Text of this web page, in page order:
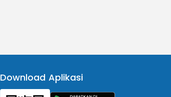
Download Aplikasi